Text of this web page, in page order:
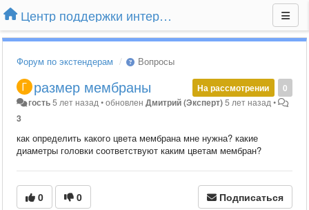
Центр поддержки интернет-магазина Extender24.ru
Форум по экстендерам Вопросы
0
На рассмотрении
размер мембраны
гость5 лет назад•обновленДмитрий (Эксперт)5 лет назад•
3
как определить какого цвета мембрана мне нужна? какие
диаметры головки соответствуют каким цветам мембран?
0 0 Подписаться